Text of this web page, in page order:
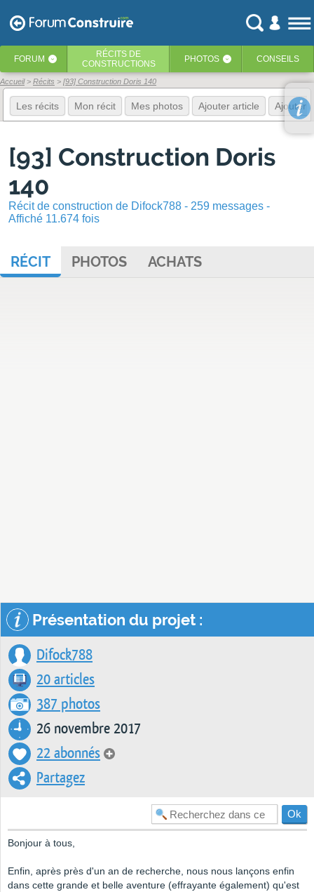
FORUM ‹ RÉCITS DE
CONSTRUCTIONS
PHOTOS ‹ CONSEILS
Accueil Récits [93] Construction Doris 140
Les récits Mon récit Mes photos Ajouter article Ajouter
[93] Construction Doris
140
Récit de construction de Difock788 - 259 messages -
Affiché 11.674 fois
RÉCIT PHOTOS ACHATS
Présentation du projet :
Difock788
20 articles
387 photos
26 novembre 2017
22 abonnés
Partagez
Bonjour à tous,
Enfin, après près d'un an de recherche, nous nous lançons enfin
dans cette grande et belle aventure (effrayante également) qu'est